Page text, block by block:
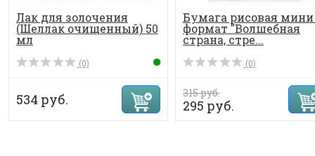
Лак для золочения
(Шеллак очищенный) 50
мл
(0)
534 руб.
Бумага рисовая
формат "Волшебная
страна, стре...
(0)
315 руб.
295 руб.